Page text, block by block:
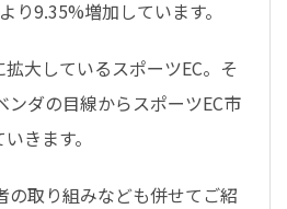
り9.35%増加しています。
大しているスポーツEC。そ
ンダの目線からスポーツEC市
きます。
の取り組みなども併せてご紹